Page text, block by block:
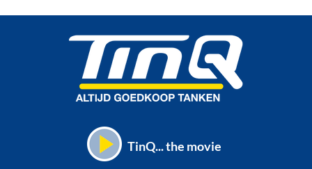
TinQ... the movie